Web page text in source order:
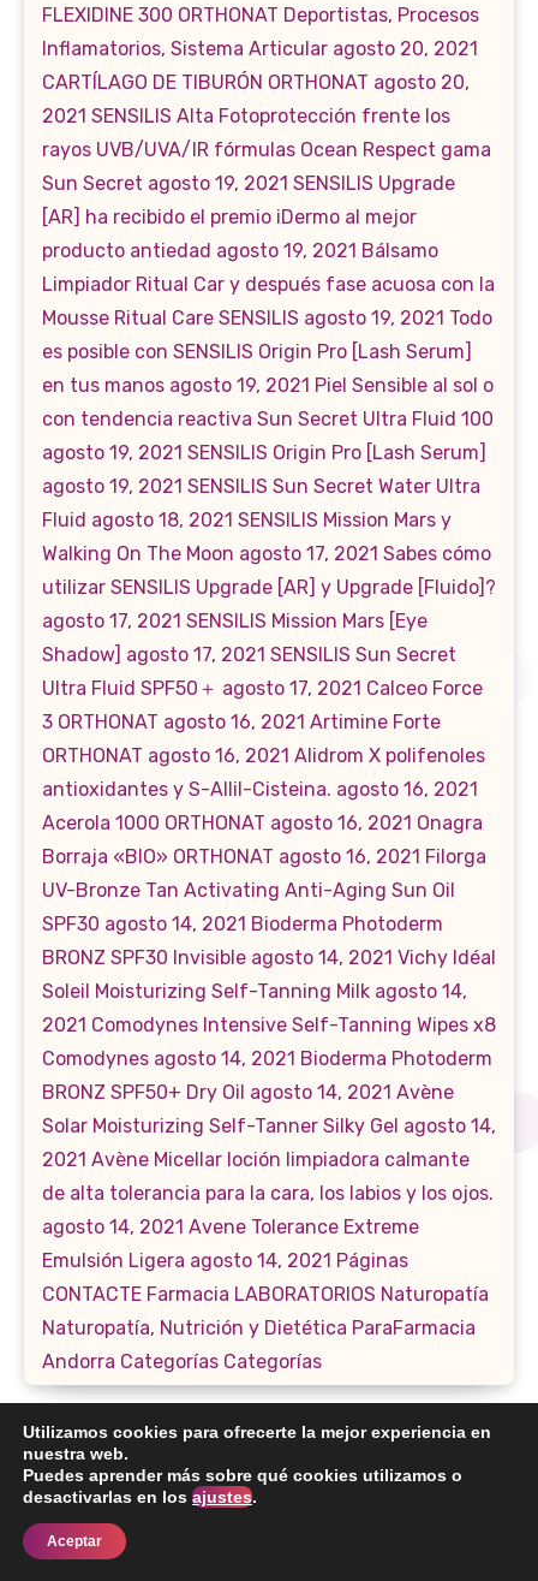
Utilizamos cookies para ofrecerte la mejor experiencia en
nuestra web.
Puedes aprender más sobre qué cookies utilizamos o
desactivarlas en los ajustes.
Aceptar